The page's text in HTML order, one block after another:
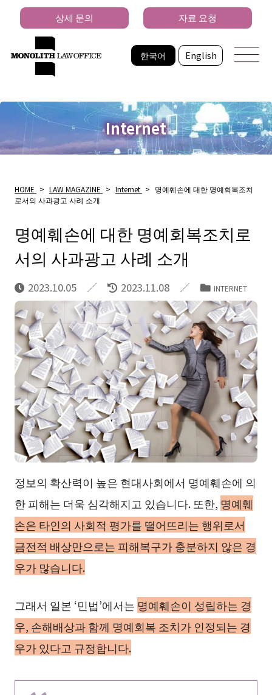
한국어 English
상세 문의 자료 요청
Internet
HOME > LAW MAGAZINE > Internet > 명예훼손에 대한 명예회복조치
로서의 사과광고 사례 소개
명예훼손에 대한 명예회복조치로
서의 사과광고 사례 소개
2023.10.05 2023.11.08 INTERNET
정보의 확산력이 높은 현대사회에서 명예훼손에 의
한 피해는 더욱 심각해지고 있습니다. 또한, 명예훼
손은 타인의 사회적 평가를 떨어뜨리는 행위로서
금전적 배상만으로는 피해복구가 충분하지 않은 경
우가 많습니다.
그래서 일본 ‘민법’에서는 명예훼손이 성립하는 경
우, 손해배상과 함께 명예회복 조치가 인정되는 경
우가 있다고 규정합니다.